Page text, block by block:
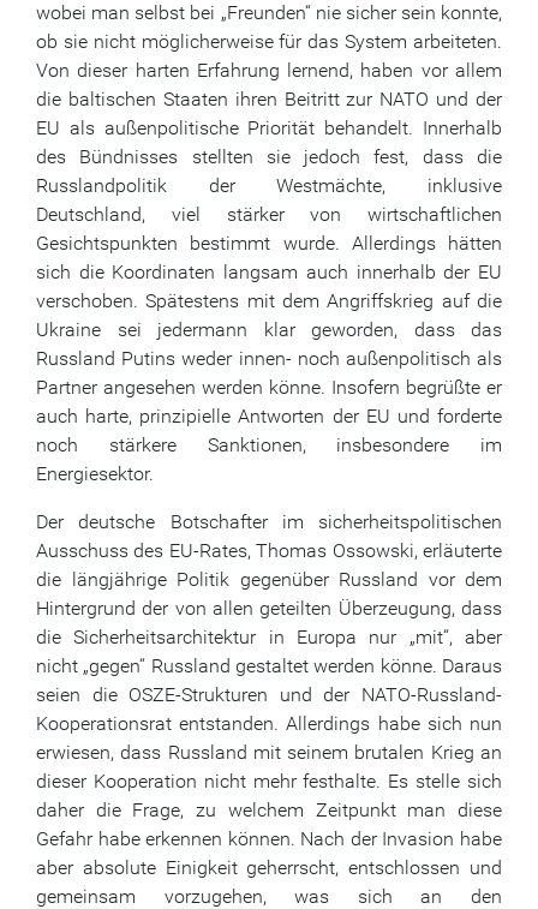
wobei man selbst bei „Freunden“ nie sicher sein konnte,
ob sie nicht möglicherweise für das System arbeiteten.
Von dieser harten Erfahrung lernend, haben vor allem
die baltischen Staaten ihren Beitritt zur NATO und der
EU als außenpolitische Priorität behandelt. Innerhalb
des Bündnisses stellten sie jedoch fest, dass die
Russlandpolitik der Westmächte, inklusive
Deutschland, viel stärker von wirtschaftlichen
Gesichtspunkten bestimmt wurde. Allerdings hätten
sich die Koordinaten langsam auch innerhalb der EU
verschoben. Spätestens mit dem Angriffskrieg auf die
Ukraine sei jedermann klar geworden, dass das
Russland Putins weder innen- noch außenpolitisch als
Partner angesehen werden könne. Insofern begrüßte er
auch harte, prinzipielle Antworten der EU und forderte
noch stärkere Sanktionen, insbesondere im
Energiesektor.
Der deutsche Botschafter im sicherheitspolitischen
Ausschuss des EU-Rates, Thomas Ossowski, erläuterte
die längjährige Politik gegenüber Russland vor dem
Hintergrund der von allen geteilten Überzeugung, dass
die Sicherheitsarchitektur in Europa nur „mit“, aber
nicht „gegen“ Russland gestaltet werden könne. Daraus
seien die OSZE-Strukturen und der NATO-Russland-
Kooperationsrat entstanden. Allerdings habe sich nun
erwiesen, dass Russland mit seinem brutalen Krieg an
dieser Kooperation nicht mehr festhalte. Es stelle sich
daher die Frage, zu welchem Zeitpunkt man diese
Gefahr habe erkennen können. Nach der Invasion habe
aber absolute Einigkeit geherrscht, entschlossen und
gemeinsam vorzugehen, was sich an den